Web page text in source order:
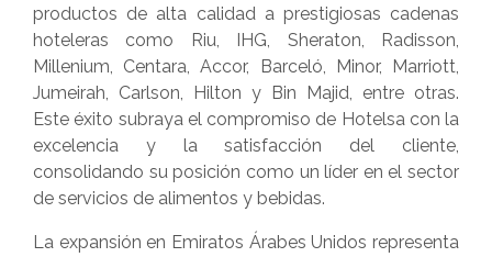
productos de alta calidad a prestigiosas cadenas
hoteleras como Riu, IHG, Sheraton, Radisson,
Millenium, Centara, Accor, Barceló, Minor, Marriott,
Jumeirah, Carlson, Hilton y Bin Majid, entre otras.
Este éxito subraya el compromiso de Hotelsa con la
excelencia y la satisfacción del cliente,
consolidando su posición como un líder en el sector
de servicios de alimentos y bebidas.
La expansión en Emiratos Árabes Unidos representa